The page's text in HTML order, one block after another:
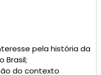
pela história da
Brasil;
do contexto